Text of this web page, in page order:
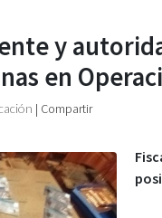
y
en
| Compartir